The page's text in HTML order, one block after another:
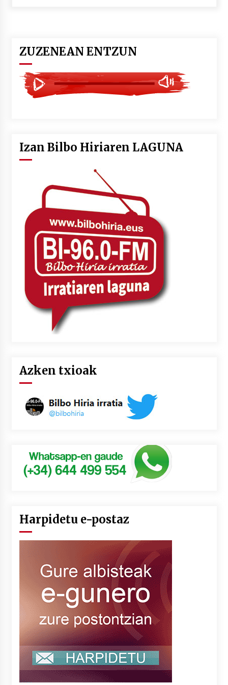
Larunbatean Plentziako Itsas Martxa ospatuko
da
2026/07/07
2026/07/07
Uribitarte40 aretoan
2026/07/03
SOINUGELA: Paul McCartney eta Ringo Starr-en
lan berriak
2026/07/03
MUSIBLA #297: Bide, Boards Of Canada, Somak,
Tiga, Twisted Teens, Underscores, Habia
2026/07/02
ZUZENEAN ENTZUN
Izan Bilbo Hiriaren LAGUNA
Azken txioak
Harpidetu e-postaz